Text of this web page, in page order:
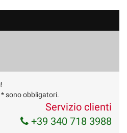
sono obbligatori.
Servizio clienti
+39 340 718 3988